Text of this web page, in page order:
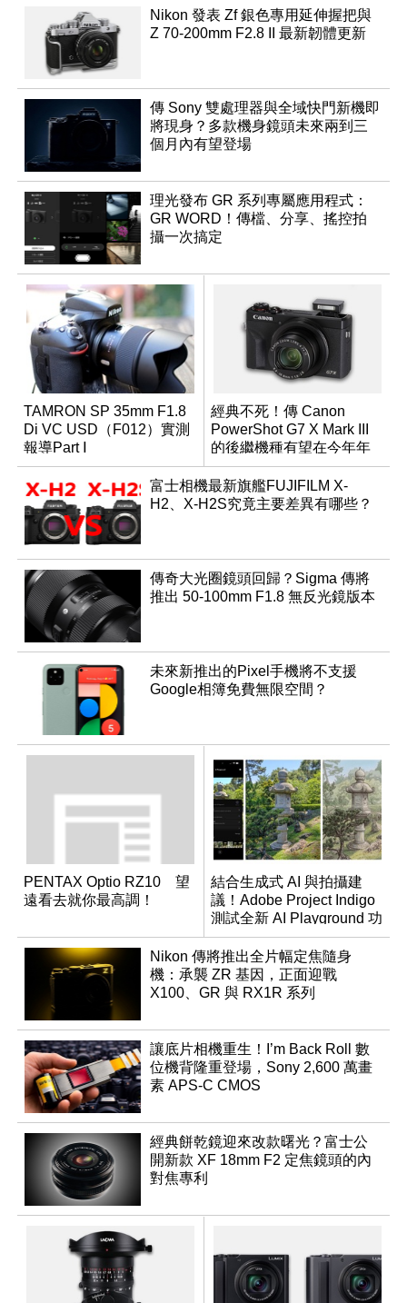
Nikon 發表 Zf 銀色專用延伸握把與
Z 70-200mm F2.8 II 最新韌體更新
傳 Sony 雙處理器與全域快門新機即
將現身？多款機身鏡頭未來兩到三
個月內有望登場
理光發布 GR 系列專屬應用程式：
GR WORD！傳檔、分享、搖控拍
攝一次搞定
TAMRON SP 35mm F1.8
Di VC USD（F012）實測
報導Part Ⅰ
經典不死！傳 Canon
PowerShot G7 X Mark III
的後繼機種有望在今年年
底前推出？
富士相機最新旗艦FUJIFILM X-
H2、X-H2S究竟主要差異有哪些？
傳奇大光圈鏡頭回歸？Sigma 傳將
推出 50-100mm F1.8 無反光鏡版本
未來新推出的Pixel手機將不支援
Google相簿免費無限空間？
PENTAX Optio RZ10 望
遠看去就你最高調！
結合生成式 AI 與拍攝建
議！Adobe Project Indigo
測試全新 AI Playground 功
能
Nikon 傳將推出全片幅定焦隨身
機：承襲 ZR 基因，正面迎戰
X100、GR 與 RX1R 系列
讓底片相機重生！I’m Back Roll 數
位機背隆重登場，Sony 2,600 萬畫
素 APS-C CMOS
經典餅乾鏡迎來改款曙光？富士公
開新款 XF 18mm F2 定焦鏡頭的內
對焦專利